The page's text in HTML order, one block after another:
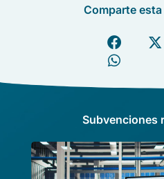
Comparte
Subvenciones